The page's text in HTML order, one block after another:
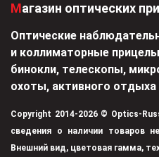
Магазин оптических
Оптические
и коллиматорные
бинокли, телескопы,
охоты, активного отдыха
Copyright 2014-2026 © Optics-
сведения о наличии товаров
Внешний вид, цветовая гамма,